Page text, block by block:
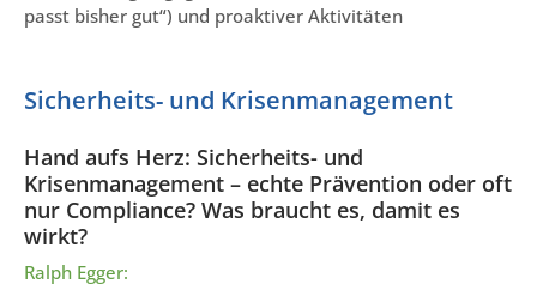
passt bisher gut“) und proaktiver Aktivitäten
Sicherheits- und Krisenmanagement
Hand aufs Herz: Sicherheits- und
Krisenmanagement – echte Prävention oder oft
nur Compliance? Was braucht es, damit es
wirkt?
Ralph Egger: